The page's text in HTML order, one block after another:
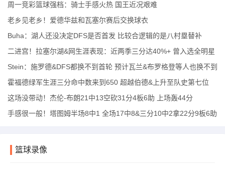
周一竞彩篮球强档：骑士手感火热 国王近况艰难
老乡见老乡！爱德华兹和瓦塞尔赛后交换球衣
Buha：湖人还没决定DFS是否首发 比较合逻辑的是八村塁替补
二进宫！拉塞尔湖&网生涯表现：近两季三分达40%+ 曾入选全明星
Stein：施罗德&DFS都换不到首轮 预计瓦兰&布罗格登等人也换不到
霍福德绿军生涯三分命中数来到650 超越伯德&上升至队史第七位
这场没带动！杰伦-布朗21中13空砍31分4板6助 上场轰44分
手感很一般！塔图姆半场8中1 全场17中8&三分10中2拿22分9板6助
篮球录像